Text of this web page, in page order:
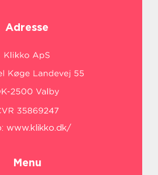
Adresse
www.klikko.dk/
Menu